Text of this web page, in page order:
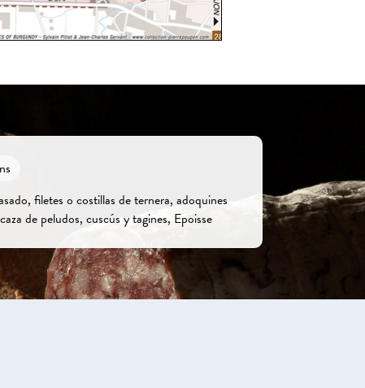
filetes o costillas de ternera, adoquines
de peludos, cuscús y tagines, Epoisse